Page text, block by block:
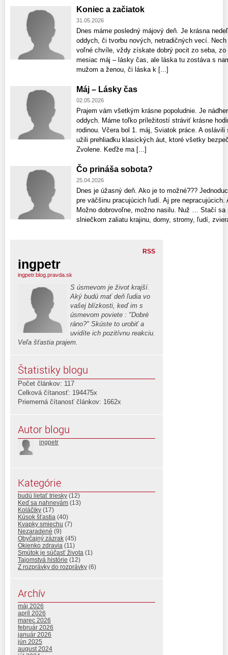
Koniec a začiatok
31.05.2026
Dnes máme posledný májový deň. Je krásna
oddych, či tvorbu nových, netradičných vecí.
voľné chvíle, vždy získate dobrý pocit zo seba,
mesiac máj – lásky čas, ale láska tu zostáva s
mužom a ženou, či láska k [...]
Máj – Lásky čas
02.05.2026
Prajem vám všetkým krásne popoludnie. Je
oddych. Máme toľko príležitostí stráviť krásne
rodinou. Včera bol 1. máj, Sviatok práce. A
užili prehliadku klasických áut, ktoré všetky
Zvolene. Keďže ma [...]
Čo prináša sobota?
25.04.2026
Dnes je úžasný deň. Ako je to možné???
pre väčšinu pracujúcich ľudí. Aj pre
Možno dobrovoľne, možno nasilu. Nuž … Stačí
slniečkom zaliatu krajinu, domy, stromy, ľudí,
RSS
ingpetr
ingpetr.blog.pravda.sk
S úsmevom je život krajší.
Aký budú mať deň ľudia vo
vašej blízkosti, keď im s
úsmevom poviete : "Dobré
ráno?" Skúste to urobiť a
uvidíte ich pozitívnu reakciu.
Veľa šťastia prajem.
Štatistiky blogu
Počet článkov: 117
Celková čítanosť: 194475x
Priemerná čítanosť článkov: 1662x
Autor blogu
ingpetr
Kategórie
budú lietať triesky (12)
Keď sa nahnevám (13)
Koláčiky (17)
Kúsok šťastia (40)
Kvapky smiechu (7)
Nezaradené (9)
Obyčajný zázrak (45)
Okienko zdravia (11)
Smútok je súčasť života (1)
Tajomstvá histórie (12)
Z rozprávky do rozprávky (6)
Archív
máj 2026
apríl 2026
marec 2026
február 2026
január 2026
jún 2025
august 2024